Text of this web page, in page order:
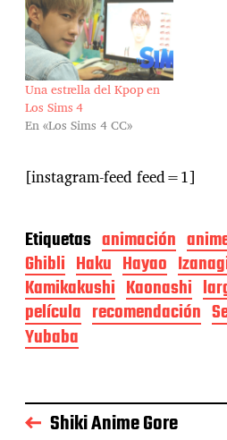
Una estrella del Kpop en
Los Sims 4
En «Los Sims 4 CC»
[instagram-feed feed=1]
Etiquetas animación
Ghibli Haku Hayao
Kamikakushi Kaonashi
película recomendación
Yubaba
Shiki Anime Gore